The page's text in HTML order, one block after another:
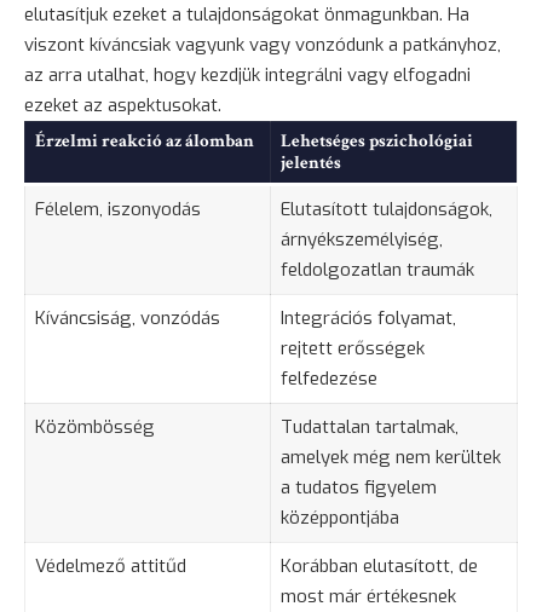
elutasítjuk ezeket a tulajdonságokat önmagunkban. Ha
viszont kíváncsiak vagyunk vagy vonzódunk a patkányhoz,
az arra utalhat, hogy kezdjük integrálni vagy elfogadni
ezeket az aspektusokat.
Érzelmi reakció az álomban
Lehetséges pszichológiai
jelentés
Félelem, iszonyodás
Elutasított tulajdonságok,
árnyékszemélyiség,
feldolgozatlan traumák
Kíváncsiság, vonzódás
Integrációs folyamat,
rejtett erősségek
felfedezése
Közömbösség
Tudattalan tartalmak,
amelyek még nem kerültek
a tudatos figyelem
középpontjába
Védelmező attitűd
Korábban elutasított, de
most már értékesnek